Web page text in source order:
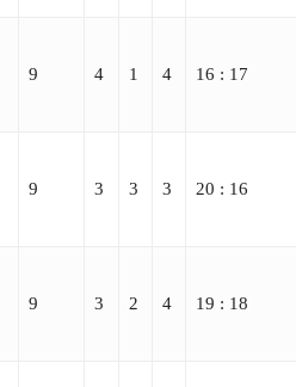
9 4 1 4 16 : 17
9 3 3 3 20 : 16
9 3 2 4 19 : 18